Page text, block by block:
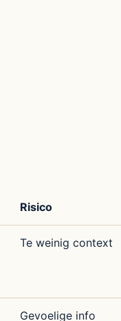
Risico
Te weinig context
Gevoelige info